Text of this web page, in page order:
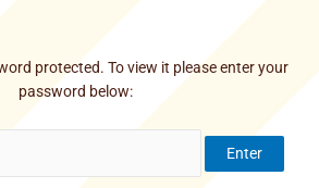
protected. To view it please enter your
password below: